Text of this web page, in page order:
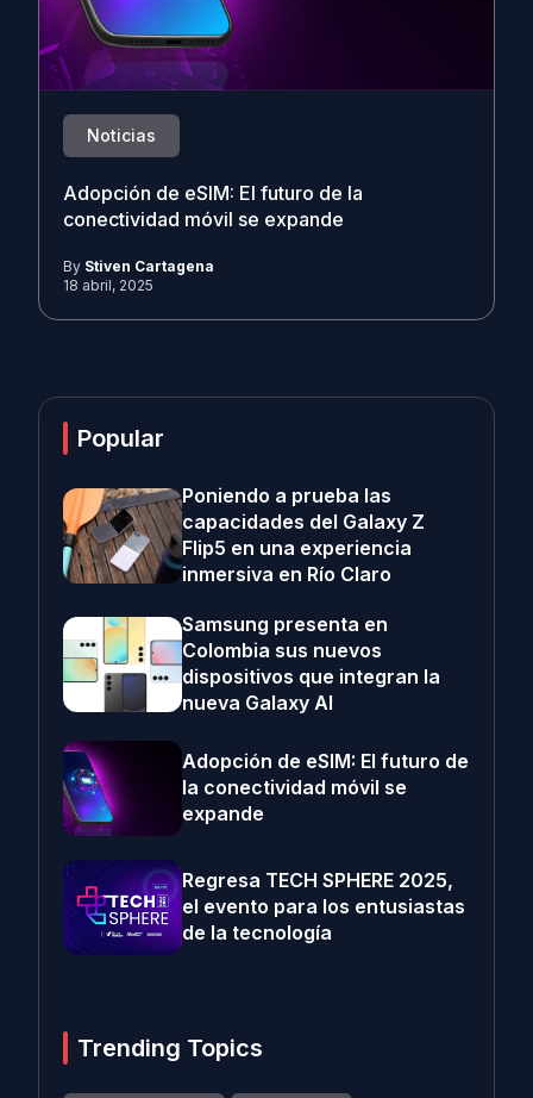
Noticias
Adopción de eSIM: El futuro de la
conectividad móvil se expande
By Stiven Cartagena
18 abril, 2025
Popular
Poniendo a prueba las
capacidades del Galaxy Z
Flip5 en una experiencia
inmersiva en Río Claro
Samsung presenta en
Colombia sus nuevos
dispositivos que integran la
nueva Galaxy AI
Adopción de eSIM: El futuro de
la conectividad móvil se
expande
Regresa TECH SPHERE 2025,
el evento para los entusiastas
de la tecnología
Trending Topics